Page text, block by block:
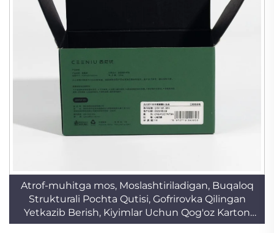
Atrof-muhitga mos, Moslashtiriladigan, Buqaloq
Strukturali Pochta Qutisi, Gofrirovka Qilingan
Yetkazib Berish, Kiyimlar Uchun Qog'oz Karton
Sovg'a Brelki Qutisi, Foydali